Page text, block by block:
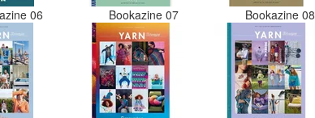
06 Bookazine 07 Bookazine 08